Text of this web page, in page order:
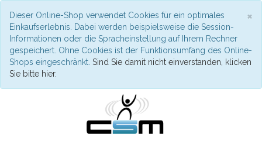
×
Dieser Online-Shop verwendet Cookies für ein optimales
Einkaufserlebnis. Dabei werden beispielsweise die Session-
Informationen oder die Spracheinstellung auf Ihrem Rechner
gespeichert. Ohne Cookies ist der Funktionsumfang des Online-
Shops eingeschränkt. Sind Sie damit nicht einverstanden, klicken
Sie bitte hier.